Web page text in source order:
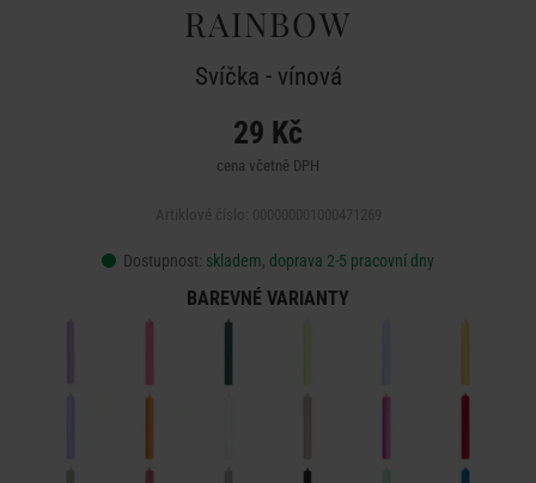
RAINBOW
Svíčka - vínová
29 Kč
cena včetně DPH
Dostupnost: skladem, doprava 2-5 pracovní dny
BAREVNÉ VARIANTY